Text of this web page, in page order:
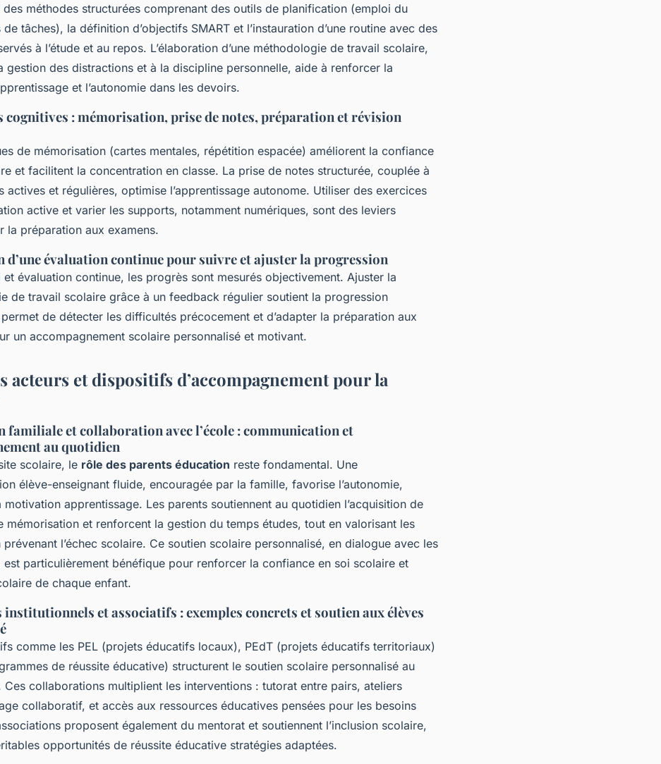
méthodes structurées comprenant des outils de planification (emploi du
tâches), la définition d’objectifs SMART et l’instauration d’une routine avec des
à l’étude et au repos. L’élaboration d’une méthodologie de travail scolaire,
gestion des distractions et à la discipline personnelle, aide à renforcer la
et l’autonomie dans les devoirs.
cognitives : mémorisation, prise de notes, préparation et révision
de mémorisation (cartes mentales, répétition espacée) améliorent la confiance
et facilitent la concentration en classe. La prise de notes structurée, couplée à
actives et régulières, optimise l’apprentissage autonome. Utiliser des exercices
active et varier les supports, notamment numériques, sont des leviers
la préparation aux examens.
d’une évaluation continue pour suivre et ajuster la progression
et évaluation continue, les progrès sont mesurés objectivement. Ajuster la
de travail scolaire grâce à un feedback régulier soutient la progression
de détecter les difficultés précocement et d’adapter la préparation aux
un accompagnement scolaire personnalisé et motivant.
acteurs et dispositifs d’accompagnement pour la
familiale et collaboration avec l’école : communication et
au quotidien
scolaire, le rôle des parents éducation reste fondamental. Une
élève-enseignant fluide, encouragée par la famille, favorise l’autonomie,
motivation apprentissage. Les parents soutiennent au quotidien l’acquisition de
mémorisation et renforcent la gestion du temps études, tout en valorisant les
prévenant l’échec scolaire. Ce soutien scolaire personnalisé, en dialogue avec les
est particulièrement bénéfique pour renforcer la confiance en soi scolaire et
de chaque enfant.
et associatifs : exemples concrets et soutien aux élèves
comme les PEL (projets éducatifs locaux), PEdT (projets éducatifs territoriaux)
de réussite éducative) structurent le soutien scolaire personnalisé au
Ces collaborations multiplient les interventions : tutorat entre pairs, ateliers
collaboratif, et accès aux ressources éducatives pensées pour les besoins
proposent également du mentorat et soutiennent l’inclusion scolaire,
opportunités de réussite éducative stratégies adaptées.